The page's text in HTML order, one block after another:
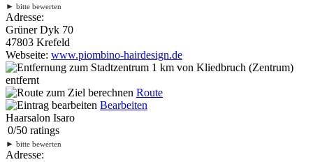
► bitte bewerten
Adresse:
Grüner Dyk 70
47803 Krefeld
Webseite: www.piombino-hairdesign.de
1 km von Kliedbruch (Zentrum)
entfernt
Route
Bearbeiten
Haarsalon Isaro
0/50 ratings
► bitte bewerten
Adresse: